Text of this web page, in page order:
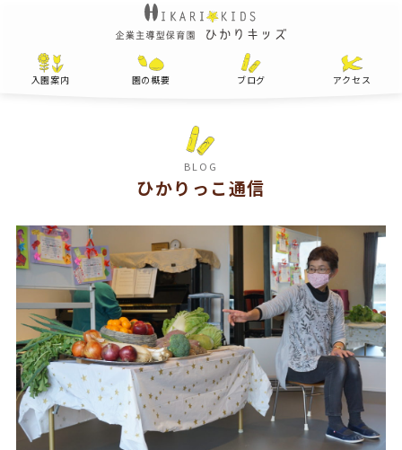
入園案内 園の概要 ブログ アクセス
BLOG
ひかりっこ通信